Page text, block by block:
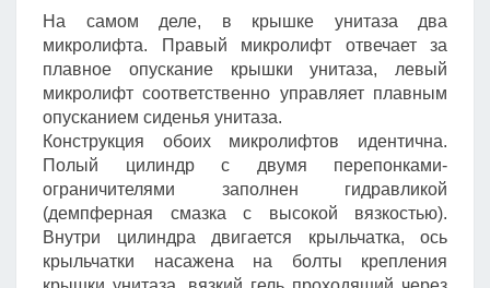
На самом деле, в крышке унитаза два
микролифта. Правый микролифт отвечает за
плавное опускание крышки унитаза, левый
микролифт соответственно управляет плавным
опусканием сиденья унитаза.
Конструкция обоих микролифтов идентична.
Полый цилиндр с двумя перепонками-
ограничителями заполнен гидравликой
(демпферная смазка с высокой вязкостью).
Внутри цилиндра двигается крыльчатка, ось
крыльчатки насажена на болты крепления